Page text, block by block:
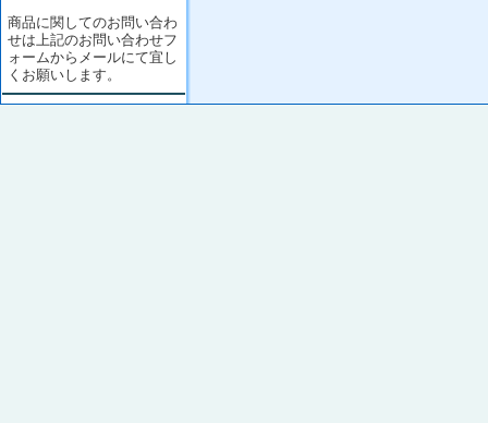
商品に関してのお問い合わ
せは上記のお問い合わせフ
ォームからメールにて宜し
くお願いします。